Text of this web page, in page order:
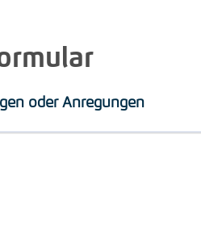
oder Anregungen